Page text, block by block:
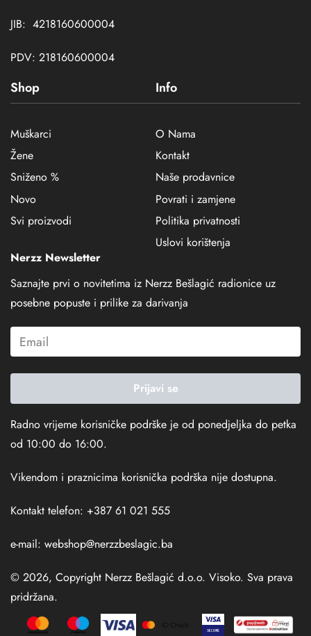
JIB: 4218160600004
PDV: 218160600004
Shop
Muškarci
Žene
Sniženo %
Novo
Svi proizvodi
Info
O Nama
Kontakt
Naše prodavnice
Povrati i zamjene
Politika privatnosti
Uslovi korištenja
Nerzz Newsletter
Saznajte prvi o novitetima iz Nerzz Bešlagić radionice uz
posebne popuste i prilike za darivanja
Prijavi se
Radno vrijeme korisničke podrške je od ponedjeljka do petka
od 10:00 do 16:00.
Vikendom i praznicima korisnička podrška nije dostupna.
Kontakt telefon: +387 61 021 555
e-mail: webshop@nerzzbeslagic.ba
© 2026, Copyright Nerzz Bešlagić d.o.o. Visoko. Sva prava
pridržana.